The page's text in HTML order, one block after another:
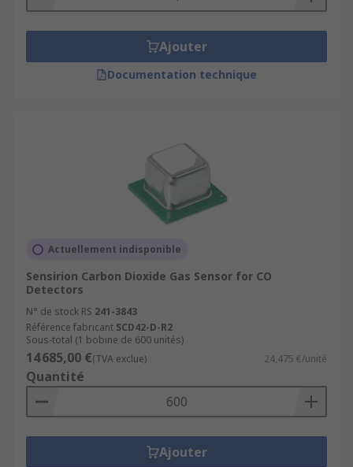
Ajouter
Documentation technique
Actuellement indisponible
Sensirion Carbon Dioxide Gas Sensor for CO
Detectors
N° de stock RS 241-3843
Référence fabricant SCD42-D-R2
Sous-total (1 bobine de 600 unités)
14 685,00 €(TVA exclue) 24,475 €/unité
Quantité
Ajouter